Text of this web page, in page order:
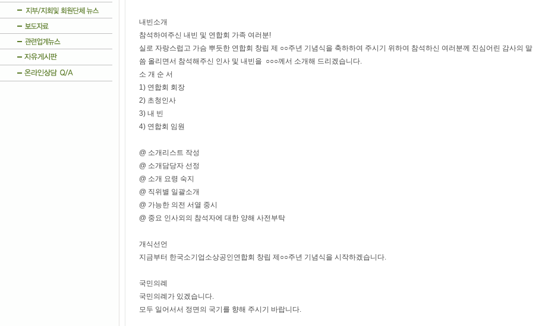
내빈소개
참석하여주신 내빈 및 연합회 가족 여러분!
실로 자랑스럽고 가슴 뿌듯한 연합회 창립 제 ○○주년 기념식을 축하하여 주시기 위하여 참석하신 여러분께 진심어린 감사의 말
씀 올리면서 참석해주신 인사 및 내빈을 ○○○께서 소개해 드리겠습니다.
소 개 순 서
1) 연합회 회장
2) 초청인사
3) 내 빈
4) 연합회 임원
@ 소개리스트 작성
@ 소개담당자 선정
@ 소개 요령 숙지
@ 직위별 일괄소개
@ 가능한 의전 서열 중시
@ 중요 인사외의 참석자에 대한 양해 사전부탁
개식선언
지금부터 한국소기업소상공인연합회 창립 제○○주년 기념식을 시작하겠습니다.
국민의례
국민의례가 있겠습니다.
모두 일어서서 정면의 국기를 향해 주시기 바랍니다.